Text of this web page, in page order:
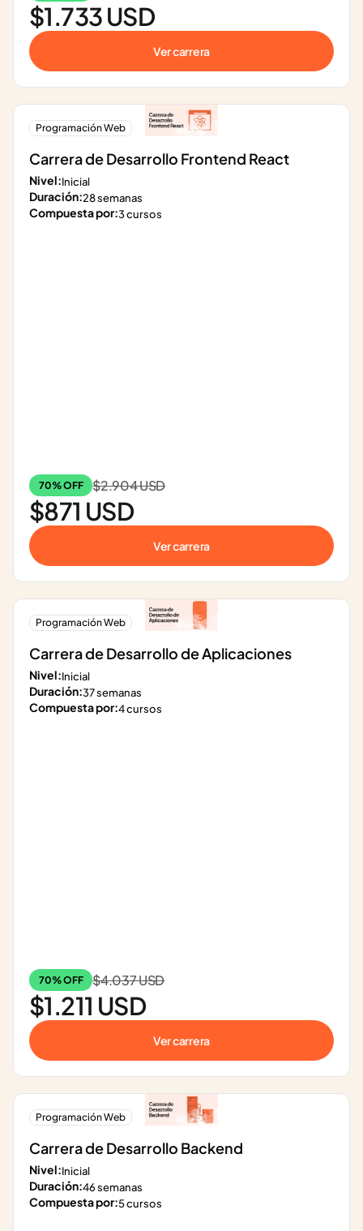
$1.733 USD
Ver carrera
Programación Web
Carrera de Desarrollo Frontend React
Nivel:Inicial
Duración:28 semanas
Compuesta por:3 cursos
70% OFF $2.904 USD
$871 USD
Ver carrera
Programación Web
Carrera de Desarrollo de Aplicaciones
Nivel:Inicial
Duración:37 semanas
Compuesta por:4 cursos
70% OFF $4.037 USD
$1.211 USD
Ver carrera
Programación Web
Carrera de Desarrollo Backend
Nivel:Inicial
Duración:46 semanas
Compuesta por:5 cursos